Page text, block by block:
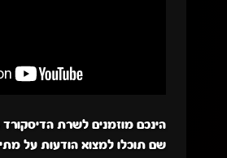
הינכם מוזמנים לשרת
שם תוכלו למצוא הודעות על מתי